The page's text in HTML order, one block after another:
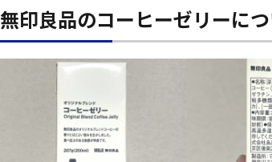
無印良品のコーヒーゼリーに